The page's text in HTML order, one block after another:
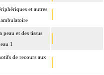
et autres
et des tissus
1
de recours aux